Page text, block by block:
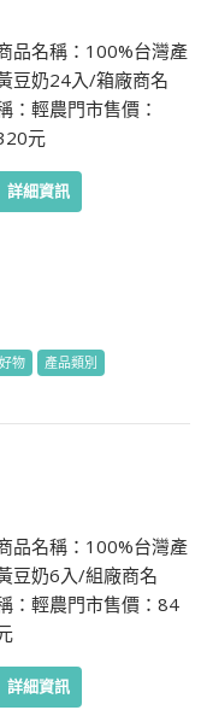
品名稱：100%台灣產
豆奶24入/箱廠商名
：輕農門市售價：
元
詳細資訊
物
產品類別
品名稱：100%台灣產
豆奶6入/組廠商名
：輕農門市售價：84
詳細資訊